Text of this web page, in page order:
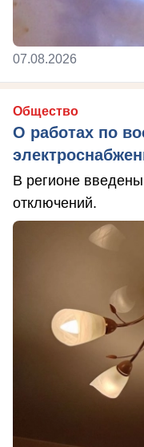
07.08.2026
Общество
О работах по
В регионе
отключений.